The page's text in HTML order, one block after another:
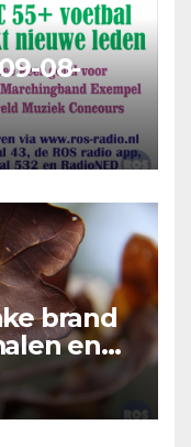
08-
brand
en